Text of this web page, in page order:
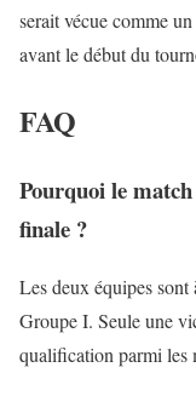
serait vécue comme
avant le début du
FAQ
Pourquoi le
finale ?
Les deux équipes
Groupe I. Seule une
qualification parmi les